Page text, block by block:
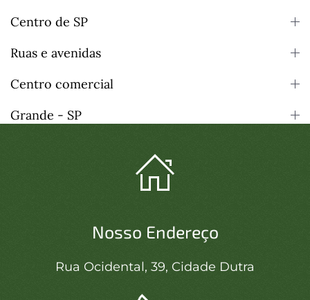
Centro de SP
Ruas e avenidas
Centro comercial
Grande - SP
Nosso Endereço
Rua Ocidental, 39, Cidade Dutra